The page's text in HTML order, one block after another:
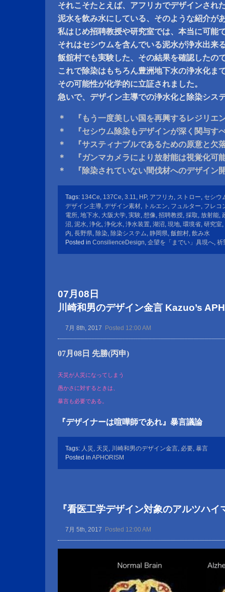
それこそたとえば、アフリカでデザインされ
泥水を飲み水にしている、そのような紹介が
私はじめ招聘教授や研究室では、本当に可能
それはセシウムを含んでいる泥水が浄水出来
飯舘村でも実験した、その結果を確認したの
これで除染はもちろん豊洲地下水の浄水化ま
その可能性が化学的に立証されました。
急いで、デザイン主導での浄水化と除染シス
＊ 『もう一度美しい国を再興するレジリエ
＊ 『セシウム除染もデザインが深く関与す
＊ 『サスティナブルであるための原意と欠
＊ 『ガンマカメラにより放射能は視覚化可
＊ 『除染されていない間伐材へのデザイン
Tags: 134Ce, 137Ce, 3.11, HP, アフリカ , ストロー, セシウ
デザイン主導, デザイン素材, トルエン, フュルター, フレコ
電所, 地下水, 大阪大学, 実験, 想像, 招聘教授, 採取, 放射能,
沼, 泥水, 浄化, 浄化水, 浄水装置, 湖沼, 現地, 環境省, 研究室,
内, 長野県, 除染, 除染システム, 静岡県, 飯館村, 飲み水
Posted in ConsilienceDesign, 企望を「までい」具現へ, 祈
07月08日
川崎和男のデザイン金言 Kazuo’s
7月 8th, 2017 Posted 12:00 AM
07月08日 先勝(丙申)
天災が人災になってしまう
愚かさに対するときは、
暴言も必要である。
『デザイナーは喧嘩師であれ』暴言議論
Tags: 人災 , 天災 , 川崎和男のデザイン金言, 必要, 暴言
Posted in APHORISM
『看医工学デザイン対象のアルツハイ
7月 5th, 2017 Posted 12:00 AM